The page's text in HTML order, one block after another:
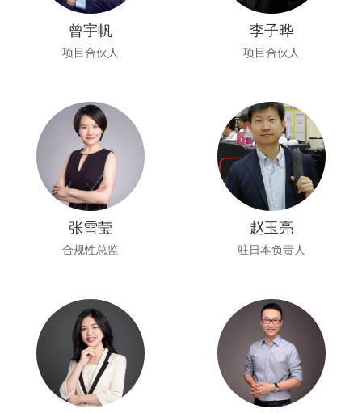
曾宇帆
项目合伙人
李子晔
项目合伙人
张雪莹
合规性总监
赵玉亮
驻日本负责人